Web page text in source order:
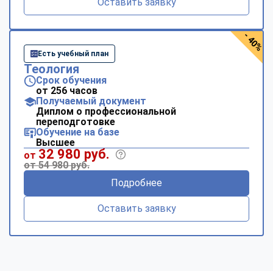
Есть учебный план
Теология
Срок обучения
от 256 часов
Получаемый документ
Диплом о профессиональной
переподготовке
Обучение на базе
Высшее
от 32 980 руб.
от 54 980 руб.
Подробнее
Оставить заявку
- 40%